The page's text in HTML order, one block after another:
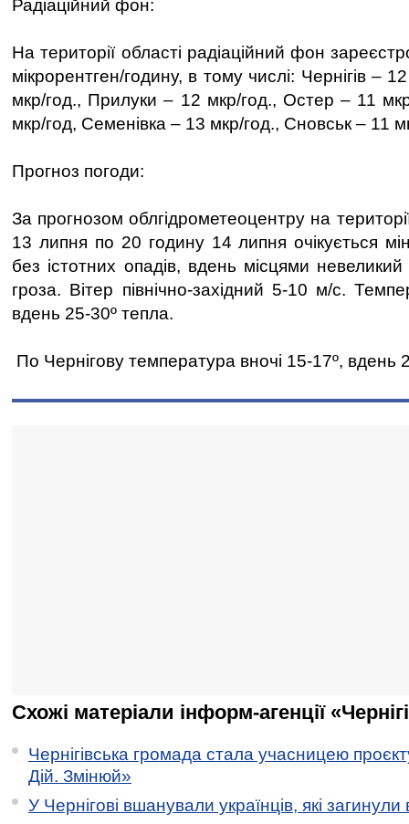
Радіаційний фон:
На території області радіаційний фон
мікрорентген/годину, в тому числі: Чернігів –
мкр/год., Прилуки – 12 мкр/год., Остер – 11
мкр/год, Семенівка – 13 мкр/год., Сновськ – 11
Прогноз погоди:
За прогнозом облгідрометеоцентру на
13 липня по 20 годину 14 липня очікується
без істотних опадів, вдень місцями
гроза. Вітер північно-західний 5-10 м/с.
вдень 25-30º тепла.
По Чернігову температура вночі 15-17º, вдень
Схожі матеріали інформ-агенції
Чернігівська громада стала учасницею
Дій. Змінюй»
У Чернігові вшанували українців, які загинули